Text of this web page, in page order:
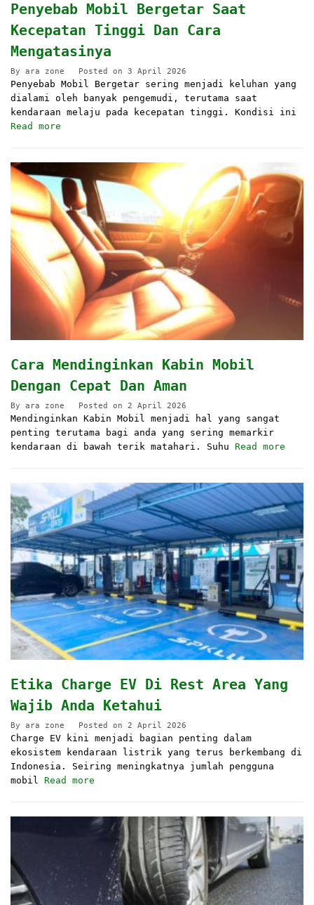
Penyebab Mobil Bergetar Saat
Kecepatan Tinggi Dan Cara
Mengatasinya
By ara zone Posted on 3 April 2026
Penyebab Mobil Bergetar sering menjadi keluhan yang
dialami oleh banyak pengemudi, terutama saat
kendaraan melaju pada kecepatan tinggi. Kondisi ini
Read more
Cara Mendinginkan Kabin Mobil
Dengan Cepat Dan Aman
By ara zone Posted on 2 April 2026
Mendinginkan Kabin Mobil menjadi hal yang sangat
penting terutama bagi anda yang sering memarkir
kendaraan di bawah terik matahari. Suhu Read more
Etika Charge EV Di Rest Area Yang
Wajib Anda Ketahui
By ara zone Posted on 2 April 2026
Charge EV kini menjadi bagian penting dalam
ekosistem kendaraan listrik yang terus berkembang di
Indonesia. Seiring meningkatnya jumlah pengguna
mobil Read more